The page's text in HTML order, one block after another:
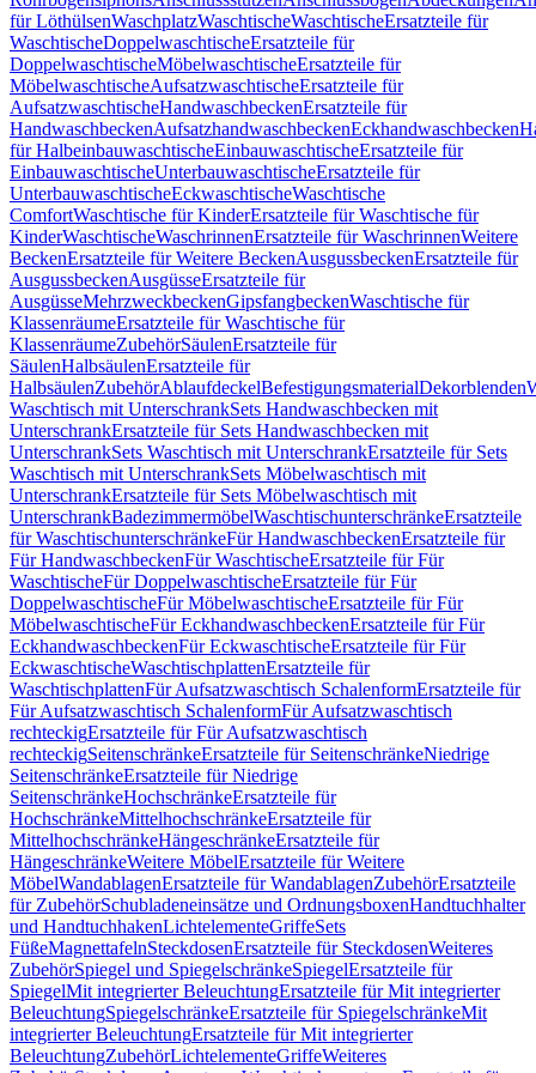
für LöthülsenWaschplatzWaschtischeWaschtischeErsatzteile für
WaschtischeDoppelwaschtischeErsatzteile für
DoppelwaschtischeMöbelwaschtischeErsatzteile für
MöbelwaschtischeAufsatzwaschtischeErsatzteile für
AufsatzwaschtischeHandwaschbeckenErsatzteile für
HandwaschbeckenAufsatzhandwaschbeckenEckhandwaschbecken
für HalbeinbauwaschtischeEinbauwaschtischeErsatzteile für
EinbauwaschtischeUnterbauwaschtischeErsatzteile für
UnterbauwaschtischeEckwaschtischeWaschtische
ComfortWaschtische für KinderErsatzteile für Waschtische für
KinderWaschtischeWaschrinnenErsatzteile für WaschrinnenWeitere
BeckenErsatzteile für Weitere BeckenAusgussbeckenErsatzteile für
AusgussbeckenAusgüsseErsatzteile für
AusgüsseMehrzweckbeckenGipsfangbeckenWaschtische für
KlassenräumeErsatzteile für Waschtische für
KlassenräumeZubehörSäulenErsatzteile für
SäulenHalbsäulenErsatzteile für
HalbsäulenZubehörAblaufdeckelBefestigungsmaterialDekorblenden
Waschtisch mit UnterschrankSets Handwaschbecken mit
UnterschrankErsatzteile für Sets Handwaschbecken mit
UnterschrankSets Waschtisch mit UnterschrankErsatzteile für Sets
Waschtisch mit UnterschrankSets Möbelwaschtisch mit
UnterschrankErsatzteile für Sets Möbelwaschtisch mit
UnterschrankBadezimmermöbelWaschtischunterschränkeErsatzteile
für WaschtischunterschränkeFür HandwaschbeckenErsatzteile für
Für HandwaschbeckenFür WaschtischeErsatzteile für Für
WaschtischeFür DoppelwaschtischeErsatzteile für Für
DoppelwaschtischeFür MöbelwaschtischeErsatzteile für Für
MöbelwaschtischeFür EckhandwaschbeckenErsatzteile für Für
EckhandwaschbeckenFür EckwaschtischeErsatzteile für Für
EckwaschtischeWaschtischplattenErsatzteile für
WaschtischplattenFür Aufsatzwaschtisch SchalenformErsatzteile für
Für Aufsatzwaschtisch SchalenformFür Aufsatzwaschtisch
rechteckigErsatzteile für Für Aufsatzwaschtisch
rechteckigSeitenschränkeErsatzteile für SeitenschränkeNiedrige
SeitenschränkeErsatzteile für Niedrige
SeitenschränkeHochschränkeErsatzteile für
HochschränkeMittelhochschränkeErsatzteile für
MittelhochschränkeHängeschränkeErsatzteile für
HängeschränkeWeitere MöbelErsatzteile für Weitere
MöbelWandablagenErsatzteile für WandablagenZubehörErsatzteile
für ZubehörSchubladeneinsätze und OrdnungsboxenHandtuchhalter
und HandtuchhakenLichtelementeGriffeSets
FüßeMagnettafelnSteckdosenErsatzteile für SteckdosenWeiteres
ZubehörSpiegel und SpiegelschränkeSpiegelErsatzteile für
SpiegelMit integrierter BeleuchtungErsatzteile für Mit integrierter
BeleuchtungSpiegelschränkeErsatzteile für SpiegelschränkeMit
integrierter BeleuchtungErsatzteile für Mit integrierter
BeleuchtungZubehörLichtelementeGriffeWeiteres